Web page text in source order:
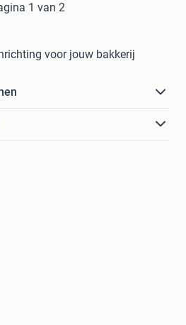
1 van 2
voor jouw bakkerij